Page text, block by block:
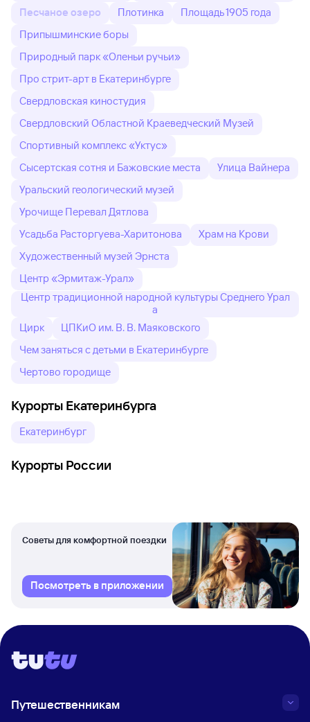
Песчаное озеро
Плотинка
Площадь 1905 года
Припышминские боры
Природный парк «Оленьи ручьи»
Про стрит-арт в Екатеринбурге
Свердловская киностудия
Свердловский Областной Краеведческий Музей
Спортивный комплекс «Уктус»
Сысертская сотня и Бажовские места
Улица Вайнера
Уральский геологический музей
Урочище Перевал Дятлова
Усадьба Расторгуева-Харитонова
Храм на Крови
Художественный музей Эрнста
Центр «Эрмитаж-Урал»
Центр традиционной народной культуры Среднего Урал
а
Цирк
ЦПКиО им. В. В. Маяковского
Чем заняться с детьми в Екатеринбурге
Чертово городище
Курорты Екатеринбурга
Екатеринбург
Курорты России
Советы для комфортной поездки
Посмотреть в приложении
Путешественникам